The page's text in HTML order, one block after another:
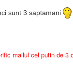
sunt 3 saptamani
mailul cel putin de 3